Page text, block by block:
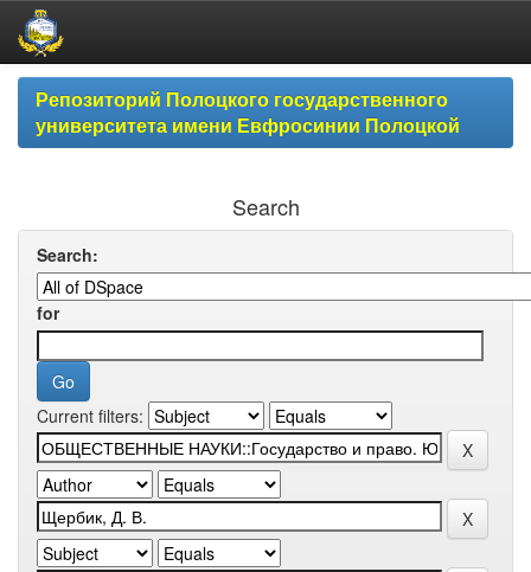
Skip
navigationРепозиторий Полоцкого государственного
университета имени Евфросинии Полоцкой
Search
Search:
for
Current filters: